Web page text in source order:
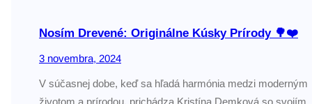
Nosím Drevené: Originálne Kúsky Prírody 🌳❤️
3 novembra, 2024
V súčasnej dobe, keď sa hľadá harmónia medzi moderným